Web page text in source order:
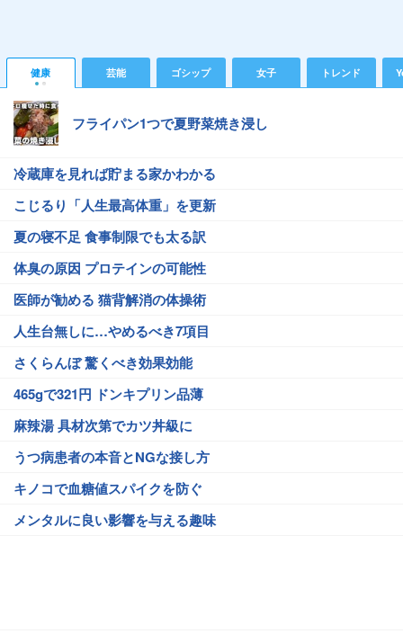
健康 芸能 ゴシップ 女子 トレンド
フライパン1つで夏野菜焼き浸し
冷蔵庫を見れば貯まる家かわかる
こじるり「人生最高体重」を更新
夏の寝不足 食事制限でも太る訳
体臭の原因 プロテインの可能性
医師が勧める 猫背解消の体操術
人生台無しに…やめるべき7項目
さくらんぼ 驚くべき効果効能
465gで321円 ドンキプリン品薄
麻辣湯 具材次第でカツ丼級に
うつ病患者の本音とNGな接し方
キノコで血糖値スパイクを防ぐ
メンタルに良い影響を与える趣味